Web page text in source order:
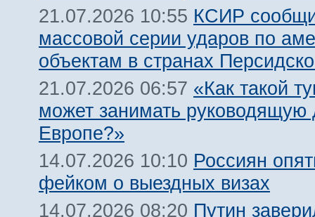
21.07.2026 10:55 КСИР
массовой серии ударов по
объектам в странах
21.07.2026 06:57 «Как такой
может занимать руководящую
Европе?»
14.07.2026 10:10 Россиян
фейком о выездных визах
14.07.2026 08:20 Путин